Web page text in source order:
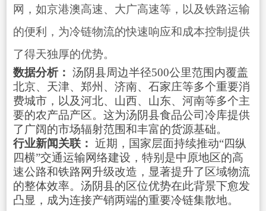
网，如京港澳高速、大广高速等，以及铁路运输
的便利，为冷链物流的快速响应和成本控制提供
了得天独厚的优势。
数据分析： 汤阴县周边半径500公里范围内覆盖
北京、天津、郑州、济南、石家庄等多个重要消
费城市，以及河北、山西、山东、河南等多个主
要的农产品产区。这为汤阴县食品公司冷库提供
了广阔的市场辐射范围和丰富的货源基础。
行业新闻关联： 近期，国家层面持续推动“四纵
四横”交通运输网络建设，特别是中原地区的高
速公路和铁路网升级改造，显著提升了区域物流
的整体效率。汤阴县的区位优势在此背景下愈发
凸显，成为连接产销两端的重要冷链集散地。